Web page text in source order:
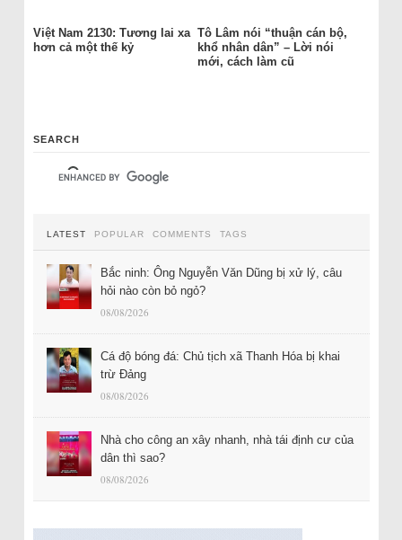
Việt Nam 2130: Tương lai xa
hơn cả một thế kỷ
Tô Lâm nói “thuận cán bộ,
khổ nhân dân” – Lời nói
mới, cách làm cũ
SEARCH
LATEST POPULAR COMMENTS TAGS
Bắc ninh: Ông Nguyễn Văn Dũng bị xử lý, câu
hỏi nào còn bỏ ngỏ?
08/08/2026
Cá độ bóng đá: Chủ tịch xã Thanh Hóa bị khai
trừ Đảng
08/08/2026
Nhà cho công an xây nhanh, nhà tái định cư của
dân thì sao?
08/08/2026